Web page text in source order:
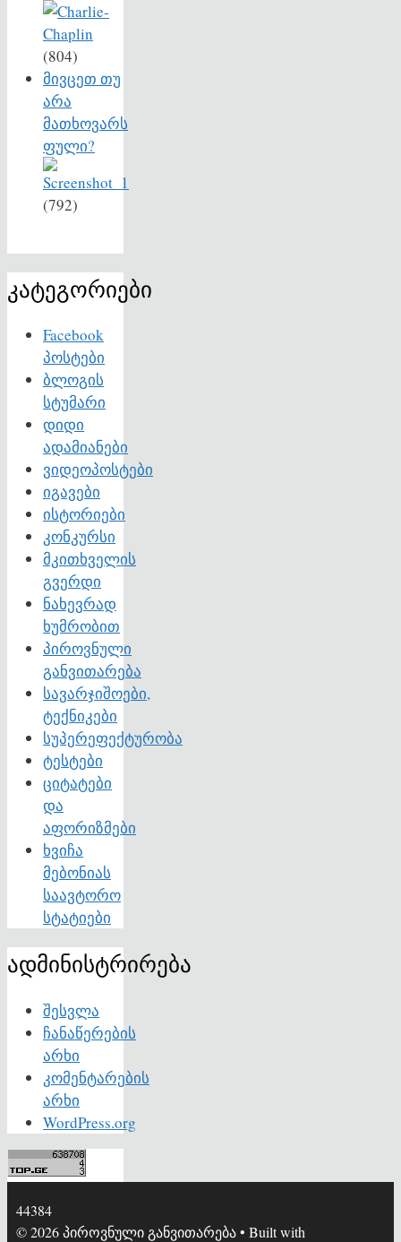
(804)
მივცეთ თუ
არა
მათხოვარს
ფული?
(792)
კატეგორიები
Facebook
პოსტები
ბლოგის
სტუმარი
დიდი
ადამიანები
ვიდეოპოსტები
იგავები
ისტორიები
კონკურსი
მკითხველის
გვერდი
ნახევრად
ხუმრობით
პიროვნული
განვითარება
სავარჯიშოები,
ტექნიკები
სუპერეფექტურობა
ტესტები
ციტატები
და
აფორიზმები
ხვიჩა
მებონიას
საავტორო
სტატიები
ადმინისტრირება
შესვლა
ჩანაწერების
არხი
კომენტარების
არხი
WordPress.org
44384
© 2026 პიროვნული განვითარება• Built with